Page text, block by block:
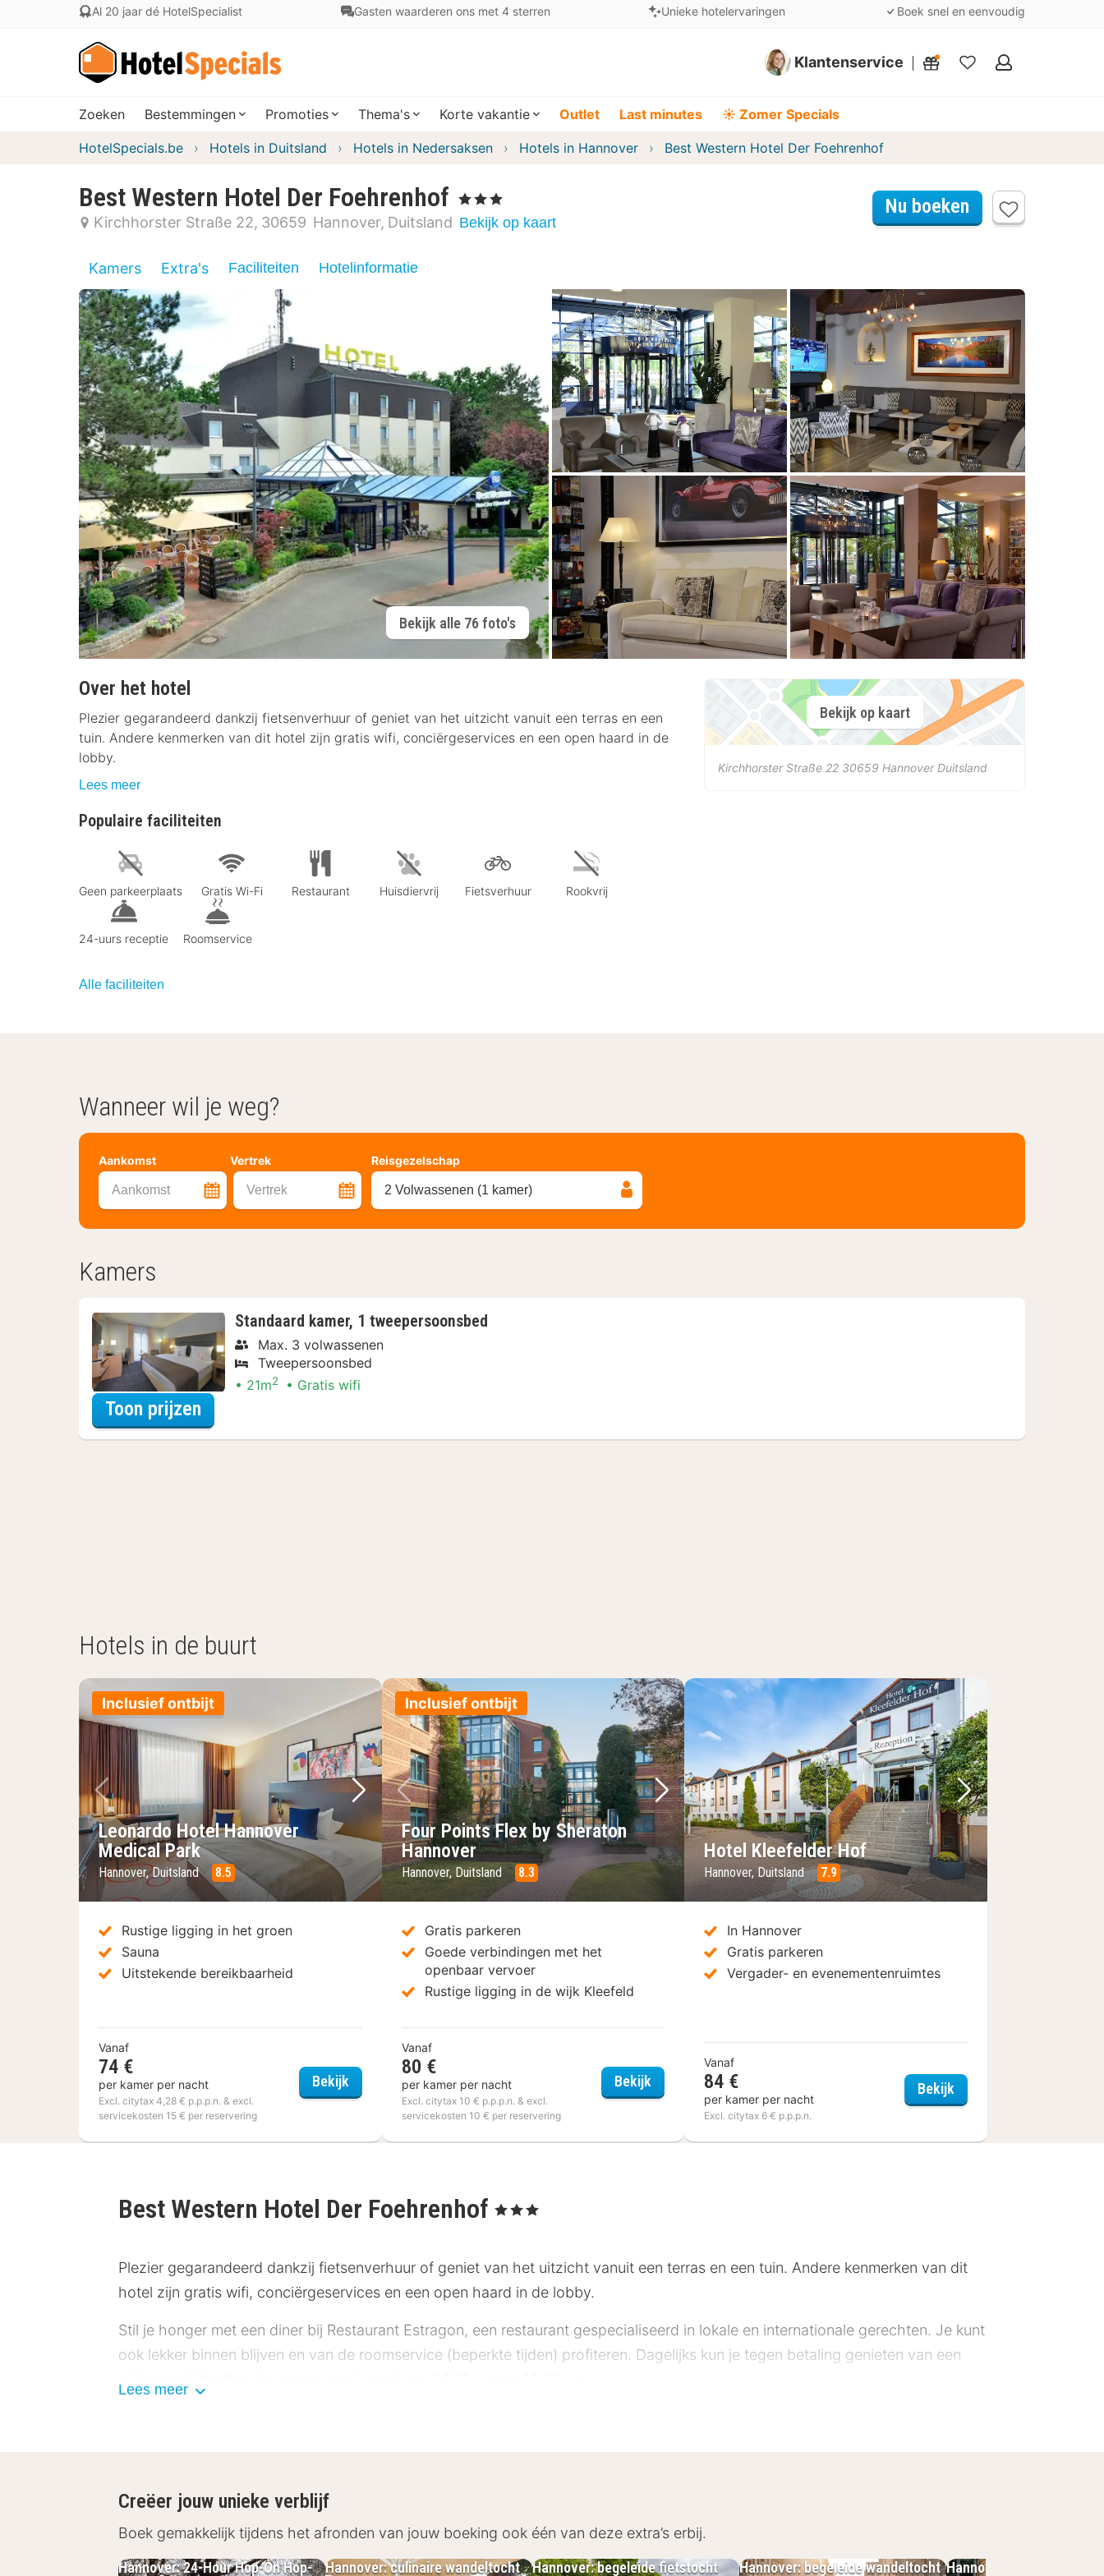
Al 20 jaar dé HotelSpecialist Gasten waarderen ons met 4 sterren Unieke hotelervaringen Boek snel en eenvoudig
Klantenservice
Mijn
Zoeken Bestemmingen Promoties Thema's Korte vakantie Outlet Last minutes ☀️ Zomer Specials
HotelSpecials.be Hotels in Duitsland Hotels in Nedersaksen Hotels in Hannover Best Western Hotel Der Foehrenhof
Best Western Hotel Der Foehrenhof , 3 Sterren
Kirchhorster Straße 22 30659 Hannover Duitsland Bekijk op kaart
Nu boeken
Kamers Extra's Faciliteiten Hotelinformatie
Bekijk alle 76 foto's
Over het hotel
Plezier gegarandeerd dankzij fietsenverhuur of geniet van het uitzicht vanuit een terras en een
tuin. Andere kenmerken van dit hotel zijn gratis wifi, conciërgeservices en een open haard in de
lobby.
Lees meer
Populaire faciliteiten
Geen parkeerplaats Gratis Wi-Fi Restaurant Huisdiervrij Fietsverhuur Rookvrij
24-uurs receptie Roomservice
Alle faciliteiten
Bekijk op kaart
Kirchhorster Straße 22 30659 Hannover Duitsland
Wanneer wil je weg?
Aankomst Vertrek
Aankomst Vertrek
Reisgezelschap
2 Volwassenen (1 kamer)
Kamers
Standaard kamer, 1 tweepersoonsbed
Max. 3 volwassenen
Tweepersoonsbed
21m2 Gratis wifi
Toon prijzen
Hotels in de buurt
Inclusief ontbijt
Vorige foto
Volgende foto
Leonardo Hotel Hannover
Medical Park
Hannover, Duitsland 8.5
Rustige ligging in het groen
Sauna
Uitstekende bereikbaarheid
Vanaf
74 €
per kamer per nacht
Excl. citytax 4,28 € p.p.p.n. & excl.
servicekosten 15 € per reservering
BekijkLeonardo Hotel Hannover Medical Park
Inclusief ontbijt
Vorige foto
Volgende foto
Four Points Flex by Sheraton
Hannover
Hannover, Duitsland 8.3
Gratis parkeren
Goede verbindingen met het
openbaar vervoer
Rustige ligging in de wijk Kleefeld
Vanaf
80 €
per kamer per nacht
Excl. citytax 10 € p.p.p.n. & excl.
servicekosten 10 € per reservering
Bekijk Four Points Flex by Sheraton Hannover
Vorige foto
Volgende foto
Hotel Kleefelder Hof
Hannover, Duitsland 7.9
In Hannover
Gratis parkeren
Vergader- en evenementenruimtes
Vanaf
84 €
per kamer per nacht
Excl. citytax 6 € p.p.p.n.
BekijkHotel Kleefelder Hof
Best Western Hotel Der Foehrenhof , 3 Sterren
Plezier gegarandeerd dankzij fietsenverhuur of geniet van het uitzicht vanuit een terras en een tuin. Andere kenmerken van dit
hotel zijn gratis wifi, conciërgeservices en een open haard in de lobby.
Stil je honger met een diner bij Restaurant Estragon, een restaurant gespecialiseerd in lokale en internationale gerechten. Je kunt
ook lekker binnen blijven en van de roomservice (beperkte tijden) profiteren. Dagelijks kun je tegen betaling genieten van een
op oudejaarsavond en op nieuwjaarsdag gesloten: Één of meerdere eetgelegenheden De volgende voorzieningen zijn gesloten
op zondag en zaterdag: Eetgelegenheid/eetgelegenheden
Lees meer
Creëer jouw unieke verblijf
Boek gemakkelijk tijdens het afronden van jouw boeking ook één van deze extra’s erbij.
Hannover: 24-Hour Hop-On Hop-
Hannover: culinaire wandeltocht
Hannover: begeleide fietstocht
Hannover: begeleide wandeltocht Hannover: